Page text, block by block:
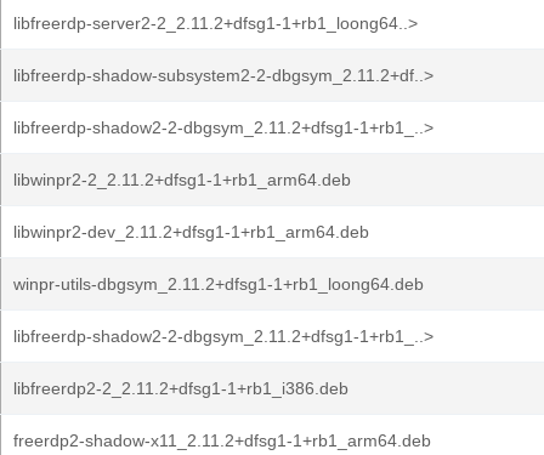
libfreerdp-server2-2_2.11.2+dfsg1-1+rb1_loong64..>
libfreerdp-shadow-subsystem2-2-dbgsym_2.11.2+df..>
libfreerdp-shadow2-2-dbgsym_2.11.2+dfsg1-1+rb1_..>
libwinpr2-2_2.11.2+dfsg1-1+rb1_arm64.deb
libwinpr2-dev_2.11.2+dfsg1-1+rb1_arm64.deb
winpr-utils-dbgsym_2.11.2+dfsg1-1+rb1_loong64.deb
libfreerdp-shadow2-2-dbgsym_2.11.2+dfsg1-1+rb1_..>
libfreerdp2-2_2.11.2+dfsg1-1+rb1_i386.deb
freerdp2-shadow-x11_2.11.2+dfsg1-1+rb1_arm64.deb